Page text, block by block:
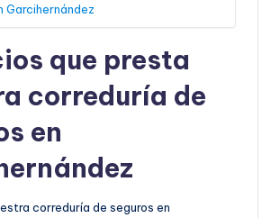
Garcihernández
que presta
correduría de
en
correduría de seguros en